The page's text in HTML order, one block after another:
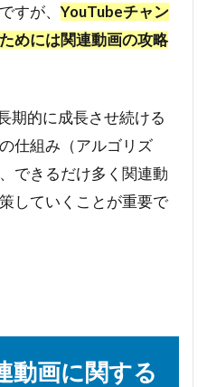
すが、YouTubeチャン
めには関連動画の攻略
期的に成長させ続ける
仕組み（アルゴリズ
できるだけ多く関連動
していくことが重要で
動画に関する